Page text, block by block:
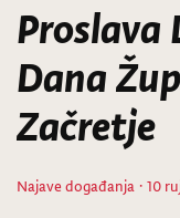
Proslava
Dana
Začretje
Najave događanja · 10